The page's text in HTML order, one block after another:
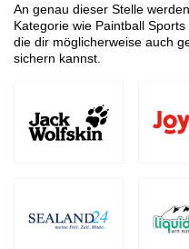
An genau dieser Stelle
Kategorie wie Paintball
die dir möglicherweise auch
sichern kannst.